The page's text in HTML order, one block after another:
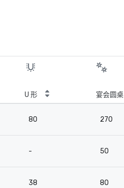
U 形 宴会圆桌
80 270
- 50
38 80